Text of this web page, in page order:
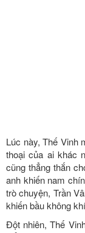
nhưng anh vẫn
chưa có gì trong
nghiệp.
Chia sẻ về quan
trai hiện tại của cô
tình cảm cho